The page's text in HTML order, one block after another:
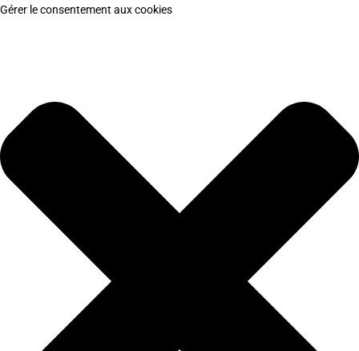
Gérer le consentement aux cookies